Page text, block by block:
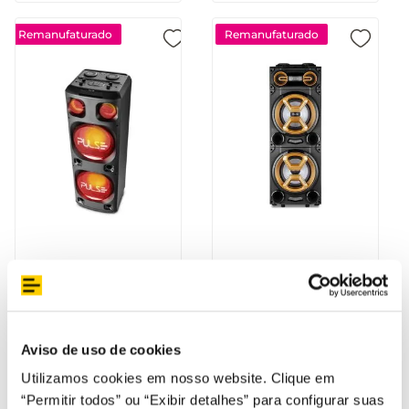
Aviso de uso de cookies
Utilizamos cookies em nosso website. Clique em
“Permitir todos” ou “Exibir detalhes” para configurar suas
Remanufaturado
Caixa de Som Super
BT/AUX/SD/USB/FM/LED
[Reembalado]
Remanufaturado
Pulse Torre Double 12
1600W - SP360OUT